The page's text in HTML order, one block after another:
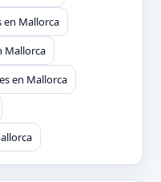
en Mallorca
Mallorca
en Mallorca